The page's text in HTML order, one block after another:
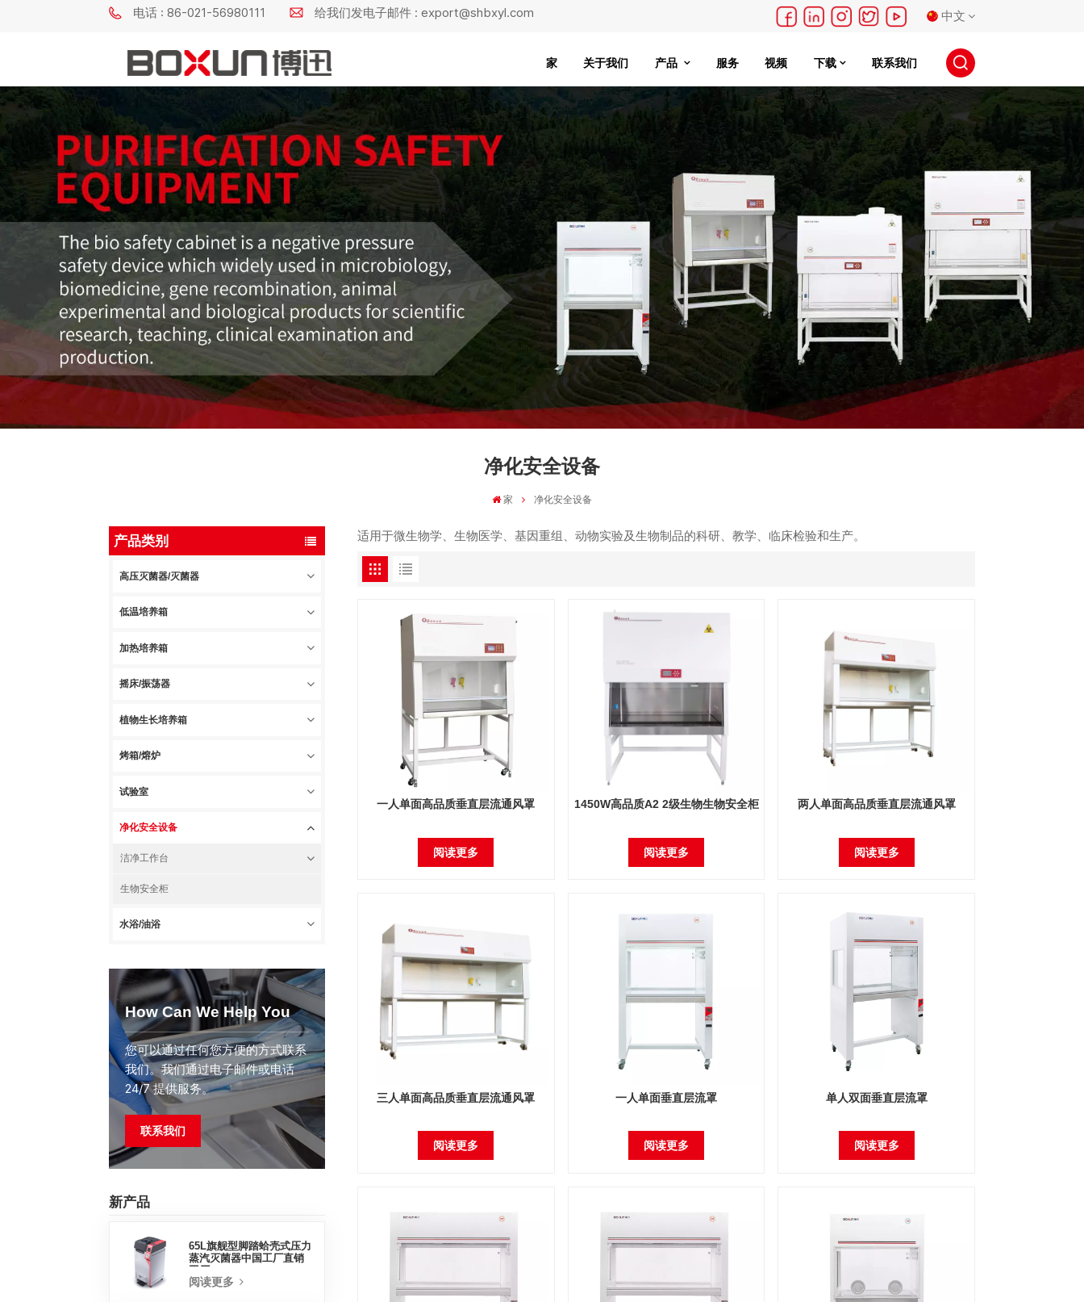
电话 : 86-021-56980111 给我们发电子邮件 : export@shbxyl.com 中文
English
français
Deutsch
русский
español
português
日本語
한국의
家 关于我们 产品 服务 视频 下载 联系我们
净化安全设备
家 净化安全设备
产品类别
高压灭菌器/灭菌器
低温培养箱
加热培养箱
摇床/振荡器
植物生长培养箱
烤箱/熔炉
试验室
净化安全设备
洁净工作台
生物安全柜
水浴/油浴
How Can We Help You
您可以通过任何您方便的方式联系
我们。我们通过电子邮件或电话
24/7 提供服务。
联系我们
新产品
65L旗舰型脚踏蛤壳式压力
蒸汽灭菌器中国工厂直销
阅读更多
适用于微生物学、生物医学、基因重组、动物实验及生物制品的科研、教学、临床检验和生产。
一人单面高品质垂直层流通风罩
阅读更多
1450W高品质A2 2级生物生物安全柜
阅读更多
两人单面高品质垂直层流通风罩
阅读更多
三人单面高品质垂直层流通风罩
阅读更多
一人单面垂直层流罩
阅读更多
单人双面垂直层流罩
阅读更多